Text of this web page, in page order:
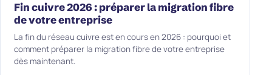
Fin cuivre 2026 : préparer la migration fibre
de votre entreprise
La fin du réseau cuivre est en cours en 2026 : pourquoi et
comment préparer la migration fibre de votre entreprise
dès maintenant.